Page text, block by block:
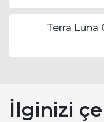
Terra Luna
İlginizi